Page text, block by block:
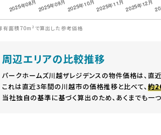
面積70m²で算出した参考価格
周辺エリアの比較推移
パークホームズ川越ザレジデンスの物件価格は、直
これは直近3年間の川越市の価格推移と比べて、 約
当社独自の基準に基づく算出のため、あくまでも一